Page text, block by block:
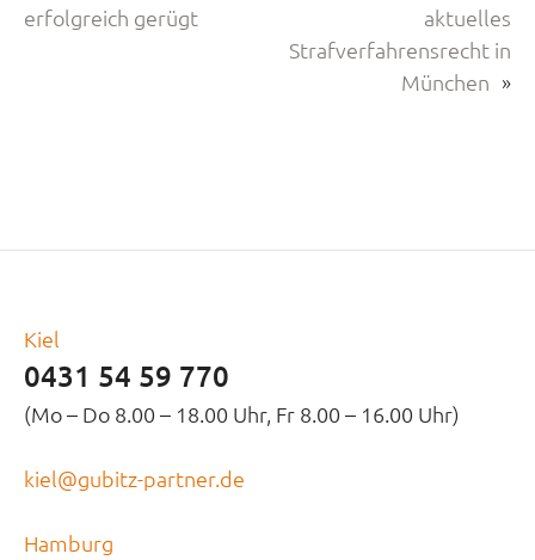
erfolgreich gerügt
aktuelles
Strafverfahrensrecht in
München »
Kiel
0431 54 59 770
(Mo – Do 8.00 – 18.00 Uhr, Fr 8.00 – 16.00 Uhr)
kiel@gubitz-partner.de
Hamburg